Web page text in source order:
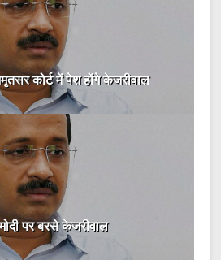
कोर्ट में पेश होंगे केजरीवाल
पर बरसे केजरीवाल